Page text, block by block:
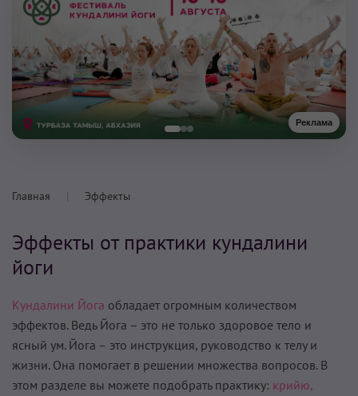
Реклама
Главная Эффекты
Эффекты от практики кундалини
йоги
Кундалини Йога обладает огромным количеством
эффектов. Ведь Йога – это не только здоровое тело и
ясный ум. Йога – это инструкция, руководство к телу и
жизни. Она помогает в решении множества вопросов. В
этом разделе вы можете подобрать практику: крийю,